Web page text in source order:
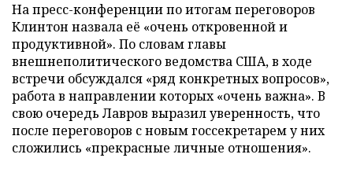
На пресс-конференции по итогам переговоров
Клинтон назвала её «очень откровенной и
продуктивной». По словам главы
внешнеполитического ведомства США, в ходе
встречи обсуждался «ряд конкретных вопросов»,
работа в направлении которых «очень важна». В
свою очередь Лавров выразил уверенность, что
после переговоров с новым госсекретарем у них
сложились «прекрасные личные отношения».